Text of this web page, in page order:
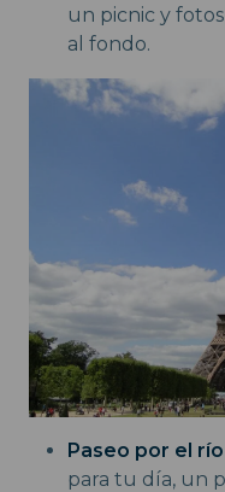
un picnic y
al fondo.
Paseo por el
para tu día, un